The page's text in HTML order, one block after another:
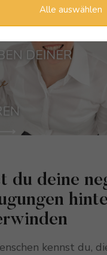
du deine
kennst du,
Alle auswählen